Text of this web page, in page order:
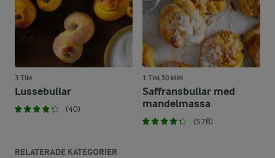
3 TIM
Lussebullar
(40)
1 TIM 30 MIN
Saffransbullar med
mandelmassa
(578)
RELATERADE KATEGORIER